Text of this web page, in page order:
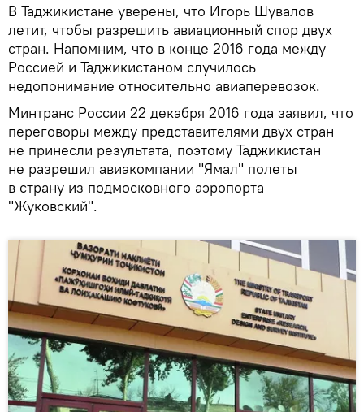
В Таджикистане уверены, что Игорь Шувалов
летит, чтобы разрешить авиационный спор двух
стран. Напомним, что в конце 2016 года между
Россией и Таджикистаном случилось
недопонимание относительно авиаперевозок.
Минтранс России 22 декабря 2016 года заявил, что
переговоры между представителями двух стран
не принесли результата, поэтому Таджикистан
не разрешил авиакомпании "Ямал" полеты
в страну из подмосковного аэропорта
"Жуковский".